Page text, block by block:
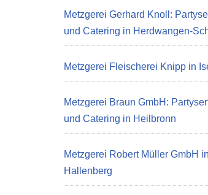
Metzgerei Gerhard Knoll:
und Catering in Herdwangen-
Metzgerei Fleischerei Knipp in
Metzgerei Braun GmbH:
und Catering in Heilbronn
Metzgerei Robert Müller GmbH in
Hallenberg